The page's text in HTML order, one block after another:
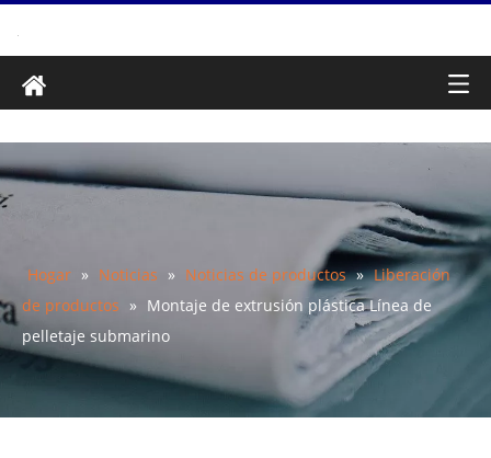
Hogar » Noticias » Noticias de productos » Liberación
de productos » Montaje de extrusión plástica Línea de
pelletaje submarino